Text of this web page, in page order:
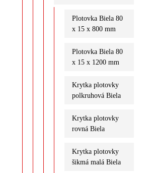
Plotovka Biela 80
x 15 x 800 mm
Plotovka Biela 80
x 15 x 1200 mm
Krytka plotovky
polkruhová Biela
Krytka plotovky
rovná Biela
Krytka plotovky
šikmá malá Biela